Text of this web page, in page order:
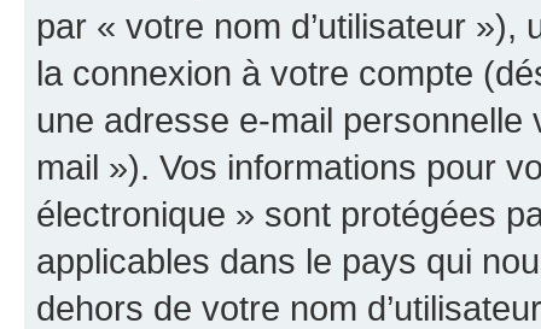
par « votre nom d’utilisateur
la connexion à votre compte
une adresse e-mail
mail »). Vos informations pour
électronique » sont protégées
applicables dans le pays qui
dehors de votre nom